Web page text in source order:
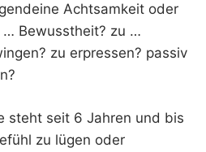
Achtsamkeit oder
Bewusstheit? zu …
zu erpressen? passiv
steht seit 6 Jahren und bis
zu lügen oder